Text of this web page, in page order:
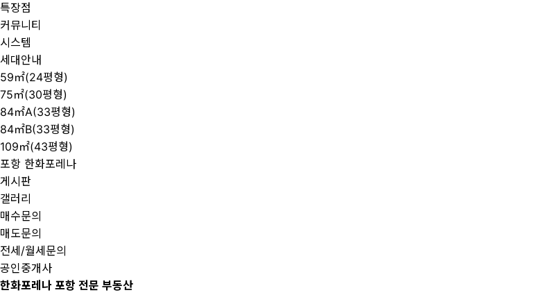
특장점
커뮤니티
시스템
세대안내
59㎡(24평형)
75㎡(30평형)
84㎡A(33평형)
84㎡B(33평형)
109㎡(43평형)
포항 한화포레나
게시판
갤러리
매수문의
매도문의
전세/월세문의
공인중개사
한화포레나 포항 전문 부동산